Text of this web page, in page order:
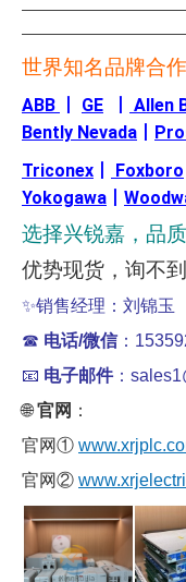
世界知名品牌合作
ABB GE Allen
Bently Nevada
Triconex
Foxboro
Yokogawa
选择兴锐嘉，品
优势现货，询不
✨销售经理：刘锦玉
☎ 电话/微信：
📧 电子邮件：
🌐官网 ：
官网①
官网②